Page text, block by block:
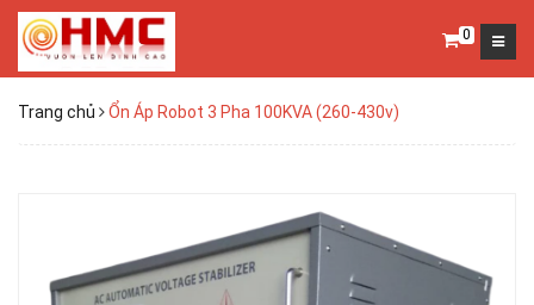
0
Trang chủ Ổn Áp Robot 3 Pha 100KVA (260-430v)